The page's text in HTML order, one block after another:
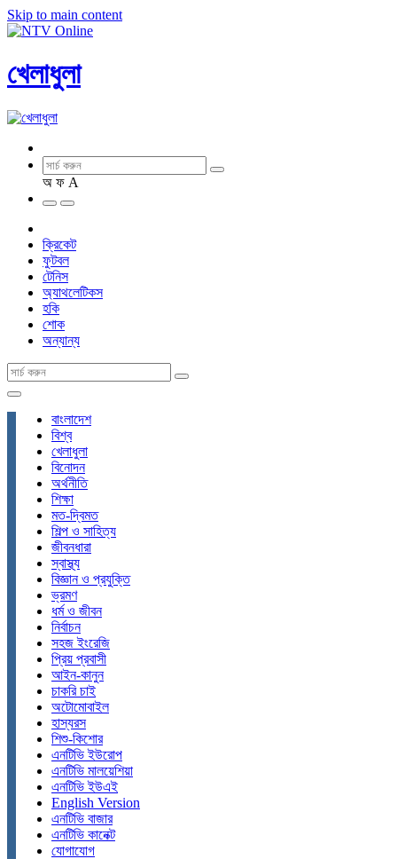
Skip to main content
খেলাধুলা
অ ফ A
ক্রিকেট
ফুটবল
টেনিস
অ্যাথলেটিকস
হকি
শোক
অন্যান্য
বাংলাদেশ
বিশ্ব
খেলাধুলা
বিনোদন
অর্থনীতি
শিক্ষা
মত-দ্বিমত
শিল্প ও সাহিত্য
জীবনধারা
স্বাস্থ্য
বিজ্ঞান ও প্রযুক্তি
ভ্রমণ
ধর্ম ও জীবন
নির্বাচন
সহজ ইংরেজি
প্রিয় প্রবাসী
আইন-কানুন
চাকরি চাই
অটোমোবাইল
হাস্যরস
শিশু-কিশোর
এনটিভি ইউরোপ
এনটিভি মালয়েশিয়া
এনটিভি ইউএই
English Version
এনটিভি বাজার
এনটিভি কানেক্ট
যোগাযোগ